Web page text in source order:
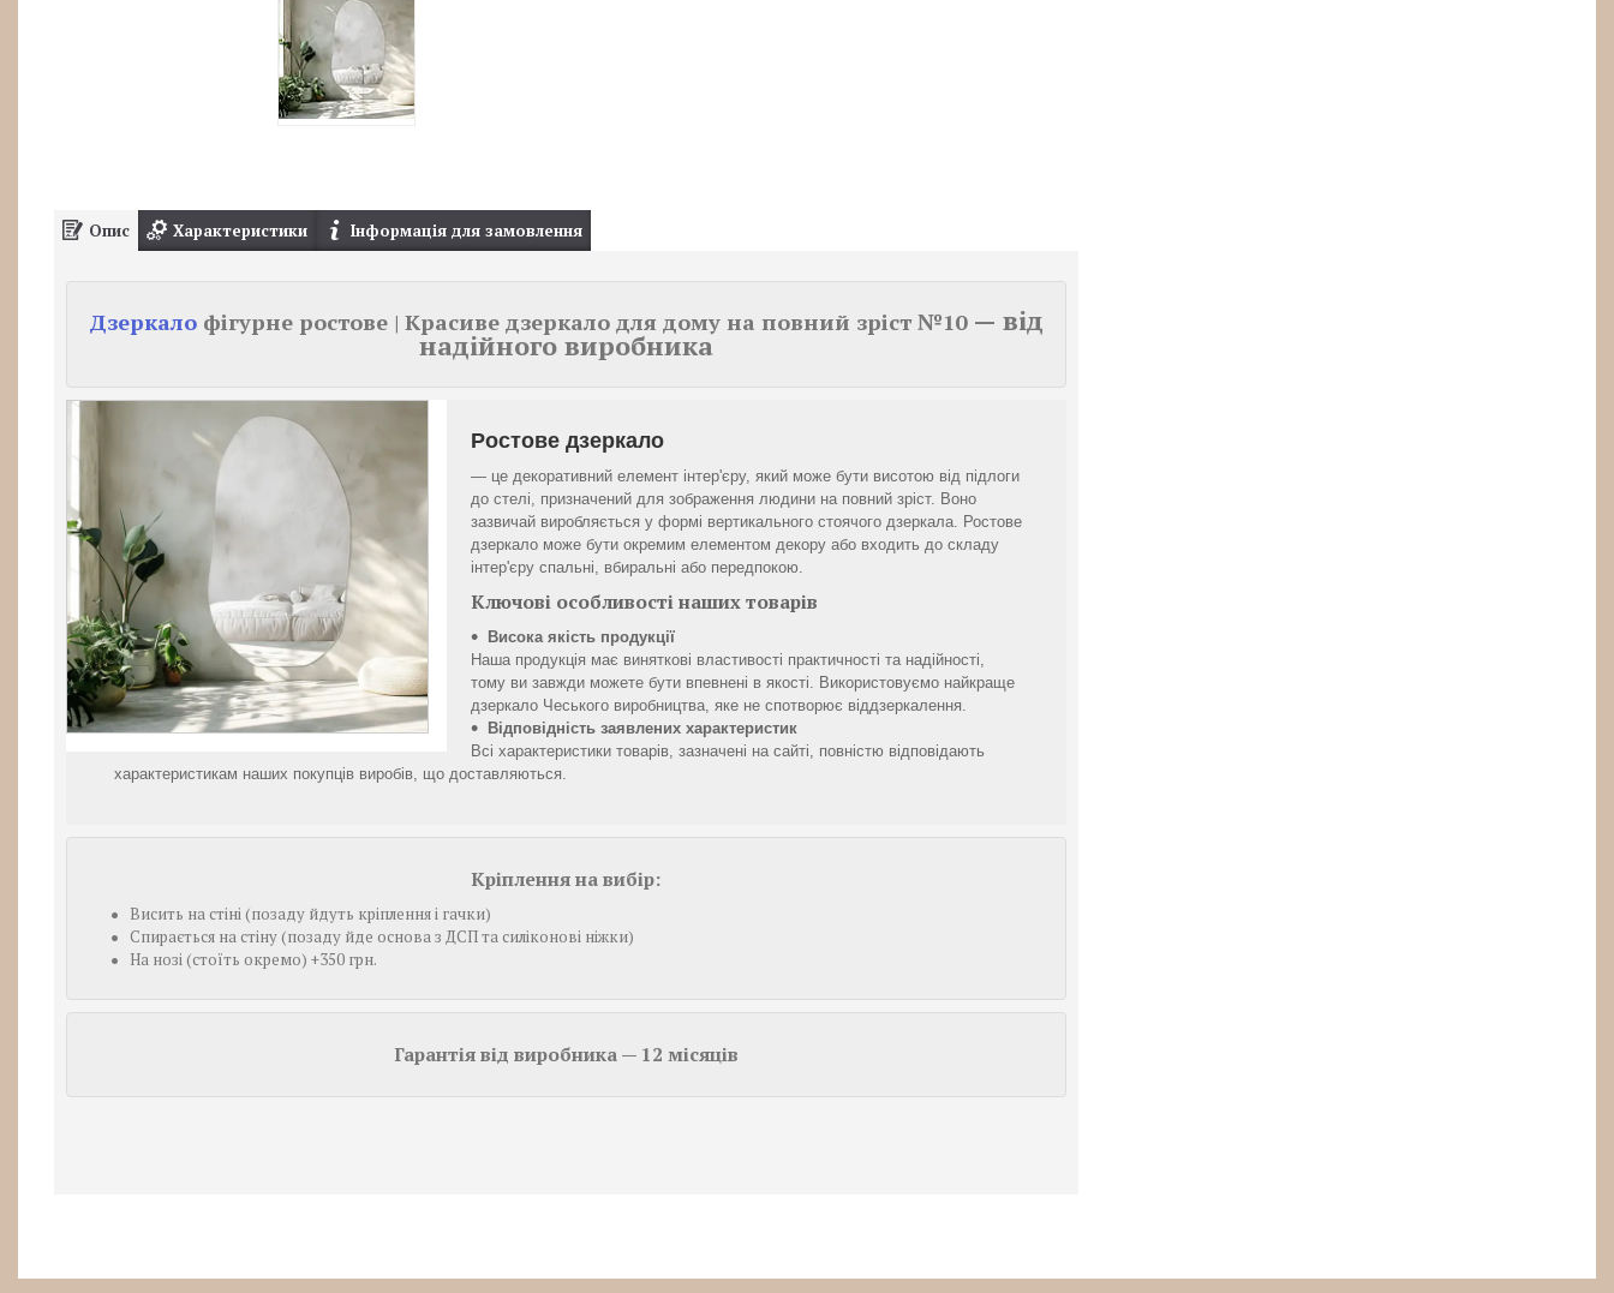
Опис Характеристики Інформація для замовлення
Дзеркалофігурне ростове | Красиве дзеркало для дому на повний зріст №10— від
надійного виробника
Ростове дзеркало
— це декоративний елемент інтер'єру, який може бути висотою від підлоги
до стелі, призначений для зображення людини на повний зріст. Воно
зазвичай виробляється у формі вертикального стоячого дзеркала. Ростове
дзеркало може бути окремим елементом декору або входить до складу
інтер'єру спальні, вбиральні або передпокою.
Ключові особливості наших товарів
Висока якість продукції
Наша продукція має виняткові властивості практичності та надійності,
тому ви завжди можете бути впевнені в якості. Використовуємо найкраще
дзеркало Чеського виробництва, яке не спотворює віддзеркалення.
Відповідність заявлених характеристик
Всі характеристики товарів, зазначені на сайті, повністю відповідають
характеристикам наших покупців виробів, що доставляються.
Кріплення на вибір:
Висить на стіні (позаду йдуть кріплення і гачки)
Спирається на стіну (позаду йде основа з ДСП та силіконові ніжки)
На нозі (стоїть окремо) +350 грн.
Гарантія від виробника — 12 місяців